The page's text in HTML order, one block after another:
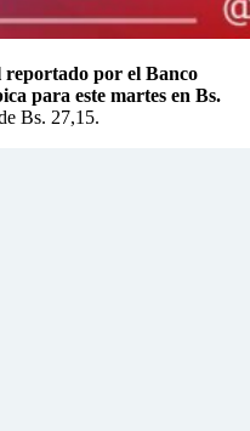
reportado por el Banco
para este martes en Bs.
Bs. 27,15.